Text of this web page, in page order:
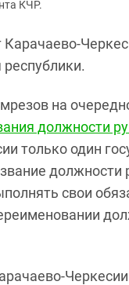
КЧР.
Карачаево-
на
должности
только один
свои